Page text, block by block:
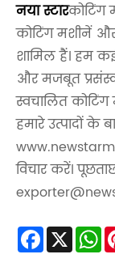
नया स्टारकोटिंग
कोटिंग मशीनें
शामिल हैं। हम
और मजबूत
स्वचालित कोटिंग
हमारे उत्पादों
विचार करें।
Facebook
X